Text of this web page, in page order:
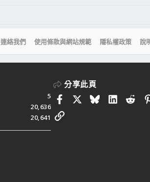
連絡我們 使用條款與網站規範 隱私權政策 說
5
20,636
20,641
分享此頁
FacebookBluesky
連結